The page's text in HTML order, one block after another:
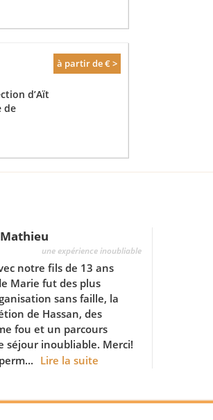
à partir de € >
d’Aït
de
une expérience inoubliable
notre fils de 13 ans
Marie fut des plus
sans faille, la
de Hassan, des
fou et un parcours
séjour inoubliable. Merci!
Lire la suite